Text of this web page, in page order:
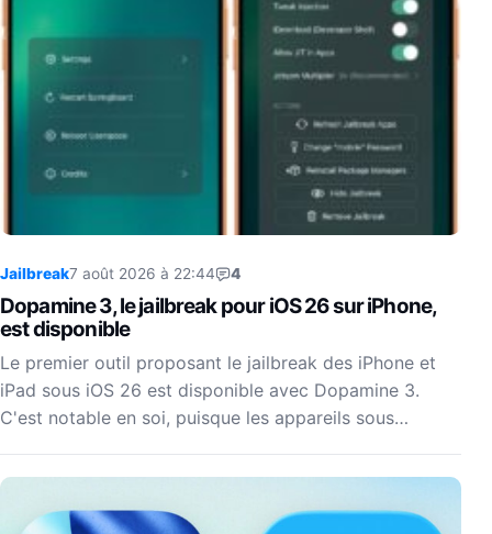
Jailbreak7 août 2026 à 22:44 4
Dopamine 3, le jailbreak pour iOS 26 sur iPhone,
est disponible
Le premier outil proposant le jailbreak des iPhone et
iPad sous iOS 26 est disponible avec Dopamine 3.
C'est notable en soi, puisque les appareils sous…